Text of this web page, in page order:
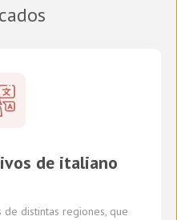
de italiano
de distintas regiones, que